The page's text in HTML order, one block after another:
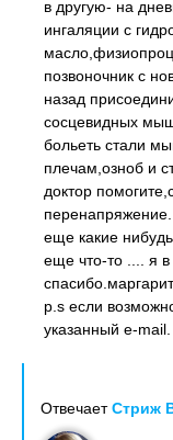
в другую- на
ингаляции с
позвоночник с
назад
сосцевидных
больеть стали
плечам,озноб и
доктор
еще какие
еще что-то .... я в
p.s если
указанный e-mail.
ОтвечаетСтриж